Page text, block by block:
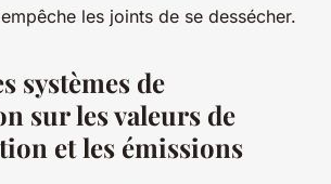
les joints de se dessécher.
systèmes de
sur les valeurs de
et les émissions